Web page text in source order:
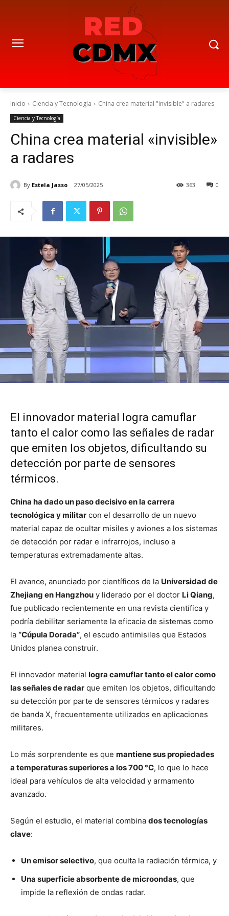
Inicio Ciencia y Tecnología China crea material "invisible" a radares
Ciencia y Tecnología
China crea material «invisible»
a radares
By Estela Jasso 27/05/2025 0
363
El innovador material logra camuflar
tanto el calor como las señales de radar
que emiten los objetos, dificultando su
detección por parte de sensores
térmicos.
China ha dado un paso decisivo en la carrera
tecnológica y militar con el desarrollo de un nuevo
material capaz de ocultar misiles y aviones a los sistemas
de detección por radar e infrarrojos, incluso a
temperaturas extremadamente altas.
El avance, anunciado por científicos de la Universidad de
Zhejiang en Hangzhou y liderado por el doctor Li Qiang,
fue publicado recientemente en una revista científica y
podría debilitar seriamente la eficacia de sistemas como
la “Cúpula Dorada”, el escudo antimisiles que Estados
Unidos planea construir.
El innovador material logra camuflar tanto el calor como
las señales de radar que emiten los objetos, dificultando
su detección por parte de sensores térmicos y radares
de banda X, frecuentemente utilizados en aplicaciones
militares.
Lo más sorprendente es que mantiene sus propiedades
a temperaturas superiores a los 700 °C, lo que lo hace
ideal para vehículos de alta velocidad y armamento
avanzado.
Según el estudio, el material combina dos tecnologías
clave:
Un emisor selectivo, que oculta la radiación térmica, y
Una superficie absorbente de microondas, que
impide la reflexión de ondas radar.